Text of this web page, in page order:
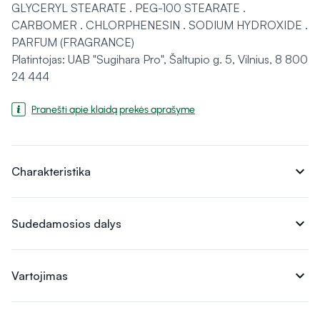
GLYCERYL STEARATE . PEG-100 STEARATE .
CARBOMER . CHLORPHENESIN . SODIUM HYDROXIDE .
PARFUM (FRAGRANCE)
Platintojas: UAB "Sugihara Pro", Šaltupio g. 5, Vilnius, 8 800
24 444
Pranešti apie klaidą prekės aprašyme
Charakteristika expand_more
Sudedamosios dalys expand_more
Vartojimas expand_more